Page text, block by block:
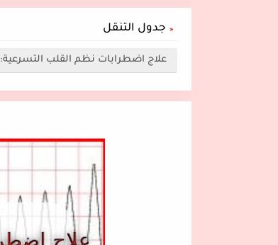
جدول التنقل
علاج اضطرابات نظم القلب التسرعية: